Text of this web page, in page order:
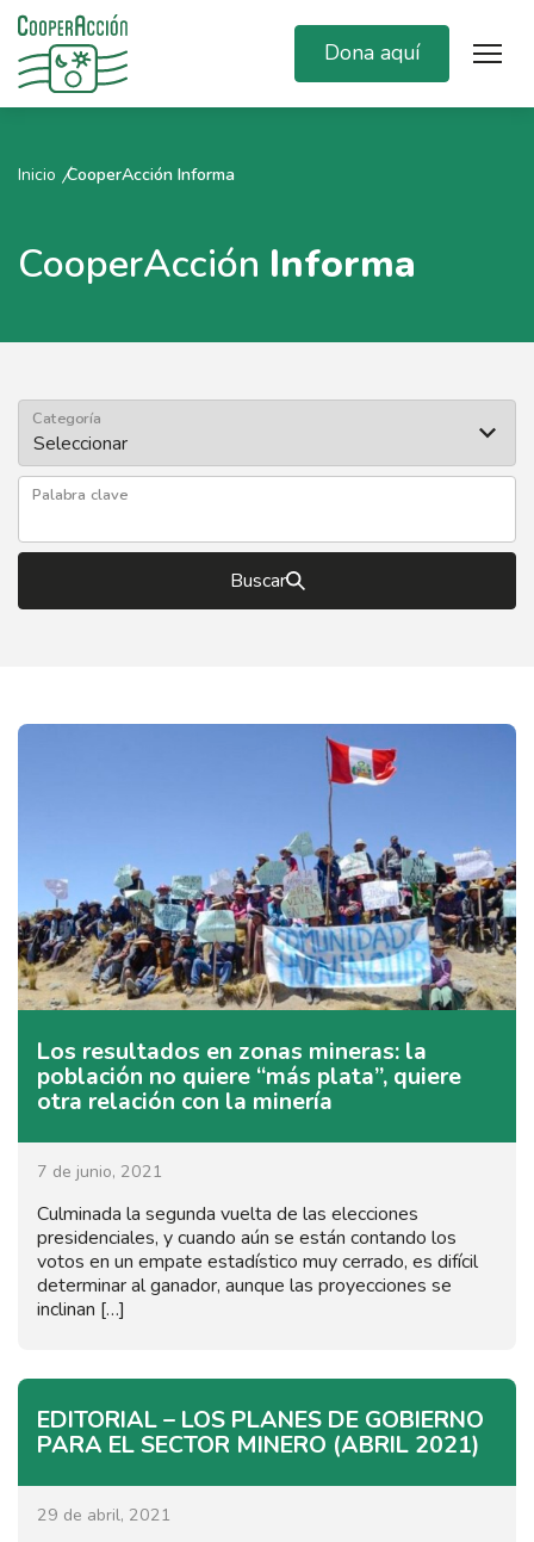
Dona aquí
Inicio CooperAcción Informa
CooperAcción Informa
Categoría
Palabra clave
Buscar
Los resultados en zonas mineras: la
población no quiere “más plata”, quiere
otra relación con la minería
7 de junio, 2021
Culminada la segunda vuelta de las elecciones
presidenciales, y cuando aún se están contando los
votos en un empate estadístico muy cerrado, es difícil
determinar al ganador, aunque las proyecciones se
inclinan […]
EDITORIAL – LOS PLANES DE GOBIERNO
PARA EL SECTOR MINERO (ABRIL 2021)
29 de abril, 2021